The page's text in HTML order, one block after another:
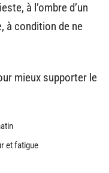
à l’ombre d’un
à condition de ne
mieux supporter le
et fatigue